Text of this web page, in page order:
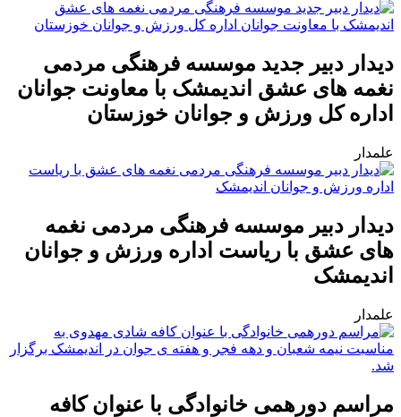
دیدار دبیر جدید موسسه فرهنگی مردمی
نغمه های عشق اندیمشک با معاونت جوانان
اداره کل ورزش و جوانان خوزستان
علمدار
دیدار دبیر موسسه فرهنگی مردمی نغمه
های عشق با ریاست اداره ورزش و جوانان
اندیمشک
علمدار
مراسم دورهمی خانوادگی با عنوان کافه